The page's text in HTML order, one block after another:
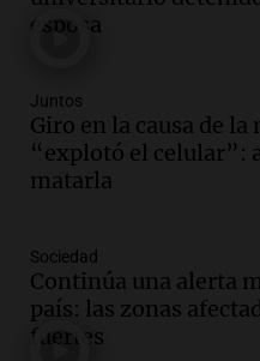
privada en el
Panorama Federal
Audio.
contrato entre
Huawei en
Panorama Federal
la presencia de
provincia y su
Panorama Federal
Episodios
esposa
Juntos
Giro en la causa de la
“explotó el celular”:
matarla
Sociedad
Continúa una alerta
país: las zonas
fuertes